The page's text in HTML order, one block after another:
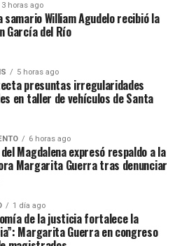
3 horas ago
samario William Agudelo recibió la
García del Río
5 horas ago
presuntas irregularidades
en taller de vehículos de Santa
6 horas ago
Magdalena expresó respaldo a la
Margarita Guerra tras denunciar
1 día ago
de la justicia fortalece la
Margarita Guerra en congreso